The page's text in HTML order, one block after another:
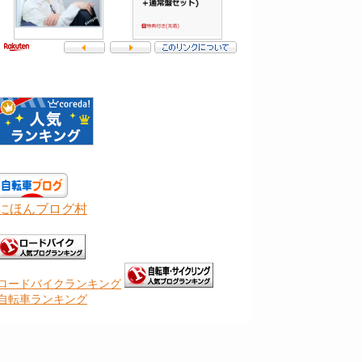
ほんブログ村
ードバイクランキング
転車ランキング